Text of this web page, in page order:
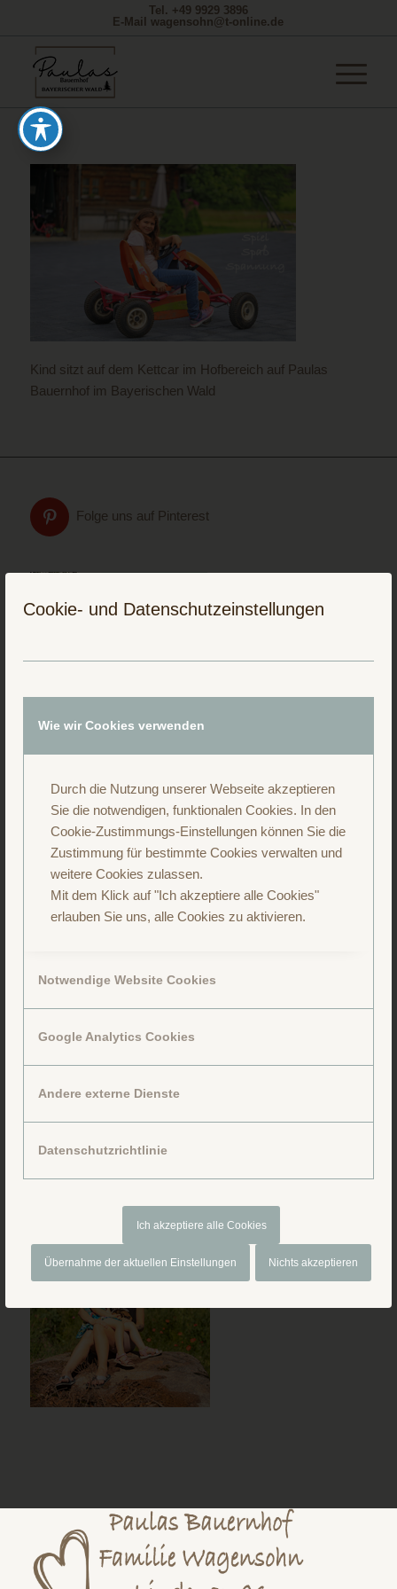
Cookie- und Datenschutzeinstellungen
Wie wir Cookies verwenden
Durch die Nutzung unserer Webseite akzeptieren
Sie die notwendigen, funktionalen Cookies. In den
Cookie-Zustimmungs-Einstellungen können Sie die
Zustimmung für bestimmte Cookies verwalten und
weitere Cookies zulassen.
Mit dem Klick auf "Ich akzeptiere alle Cookies"
erlauben Sie uns, alle Cookies zu aktivieren.
Notwendige Website Cookies
Google Analytics Cookies
Andere externe Dienste
Datenschutzrichtlinie
Ich akzeptiere alle Cookies
Übernahme der aktuellen Einstellungen Nichts akzeptieren
Tel. +49 9929 3896
E-Mail wagensohn@t-online.de
Kind sitzt auf dem Kettcar im Hofbereich auf Paulas
Bauernhof im Bayerischen Wald
Folge uns auf Pinterest
Folge uns auf Instagram